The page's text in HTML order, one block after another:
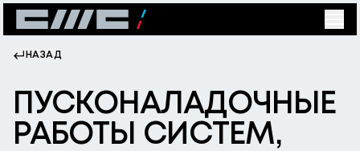
НАЗАД
ПУСКОНАЛАДОЧНЫЕ
РАБОТЫ СИСТЕМ,